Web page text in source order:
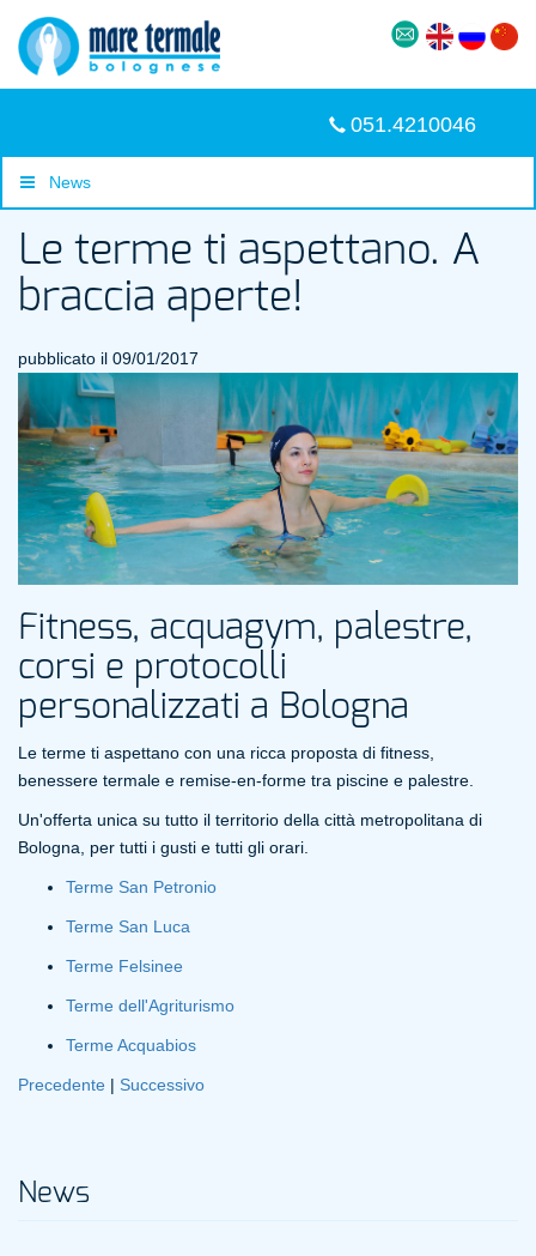
051.4210046
News
Le terme ti aspettano. A
braccia aperte!
pubblicato il 09/01/2017
Fitness, acquagym, palestre,
corsi e protocolli
personalizzati a Bologna
Le terme ti aspettano con una ricca proposta di fitness,
benessere termale e remise-en-forme tra piscine e palestre.
Un'offerta unica su tutto il territorio della città metropolitana di
Bologna, per tutti i gusti e tutti gli orari.
Terme San Petronio
Terme San Luca
Terme Felsinee
Terme dell'Agriturismo
Terme Acquabios
Precedente | Successivo
News